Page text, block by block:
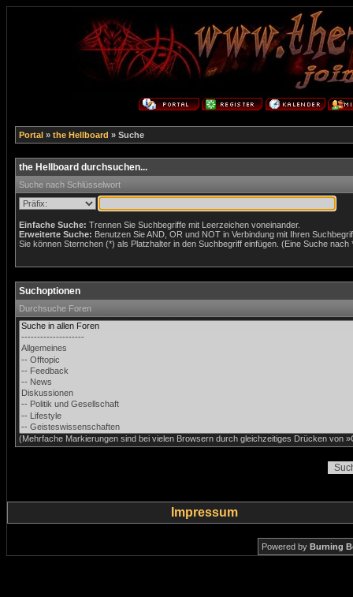
Portal » the Hellboard » Suche
the Hellboard durchsuchen...
Suche nach Schlüsselwort
Einfache Suche: Trennen Sie Suchbegriffe mit Leerzeichen voneinander.
Erweiterte Suche: Benutzen Sie AND, OR und NOT in Verbindung mit Ihren
Sie können Sternchen (*) als Platzhalter in den Suchbegriff einfügen. (Eine Suche
Suchoptionen
Durchsuche Foren
(Mehrfache Markierungen sind bei vielen Browsern durch gleichzeitiges Drücken von
Impressum
Powered by Burning